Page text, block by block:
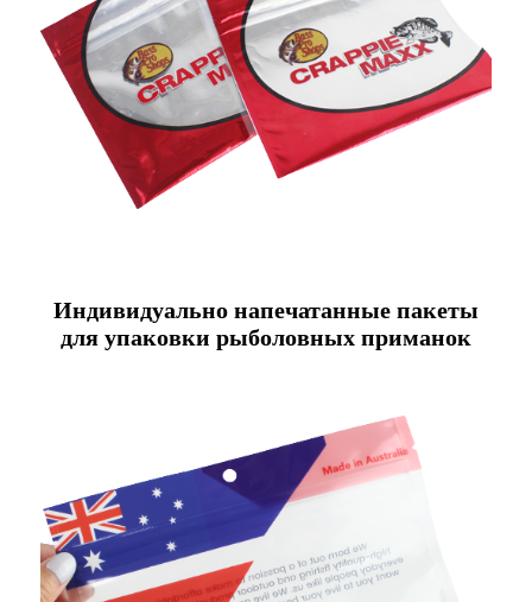
Индивидуально напечатанные пакеты
для упаковки рыболовных приманок